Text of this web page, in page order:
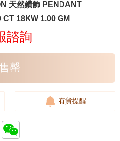
天然鑽飾 PENDANT
18KW 1.00 GM
諮詢
售罄
有貨提醒